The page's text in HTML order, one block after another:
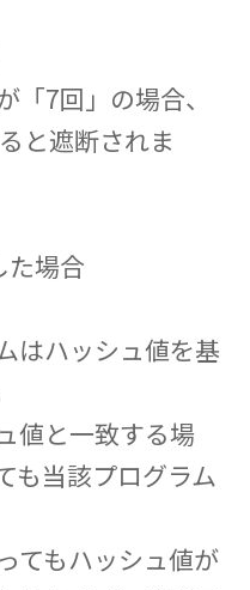
「7回」の場合、
と遮断されま
た場合
はハッシュ値を基
値と一致する場
も当該プログラム
てもハッシュ値が